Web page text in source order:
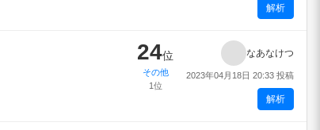
解析
24位
その他
1位
なあなけつ
2023年04月18日 20:33 投稿
解析